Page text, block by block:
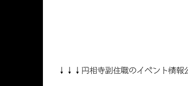
↓↓↓円相寺副住職のイベント情報